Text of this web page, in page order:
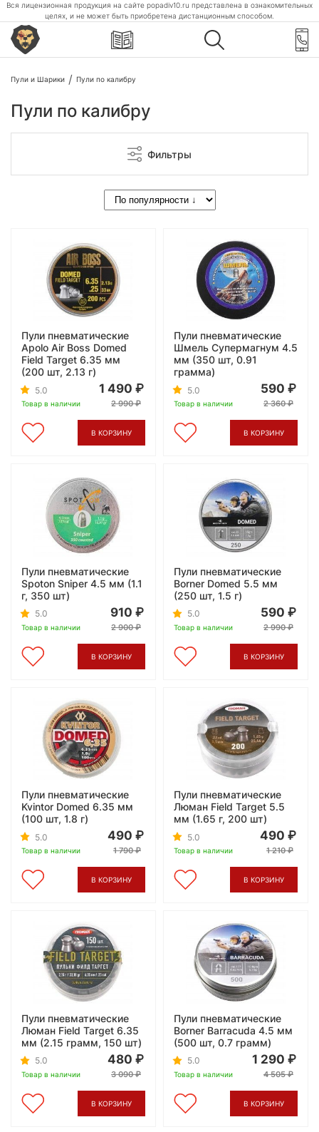
Вся лицензионная продукция на сайте popadiv10.ru представлена в ознакомительных
целях, и не может быть приобретена дистанционным способом.
Пули и Шарики Пули по калибру
Пули по калибру
Фильтры
Пули пневматические
Apolo Air Boss Domed
Field Target 6.35 мм
(200 шт, 2.13 г)
5.0
Товар в наличии
1 490
2 990
В КОРЗИНУ
Пули пневматические
Шмель Супермагнум 4.5
мм (350 шт, 0.91
грамма)
5.0
Товар в наличии
590
2 360
В КОРЗИНУ
Пули пневматические
Spoton Sniper 4.5 мм (1.1
г, 350 шт)
5.0
Товар в наличии
910
2 900
В КОРЗИНУ
Пули пневматические
Borner Domed 5.5 мм
(250 шт, 1.5 г)
5.0
Товар в наличии
590
2 990
В КОРЗИНУ
Пули пневматические
Kvintor Domed 6.35 мм
(100 шт, 1.8 г)
5.0
Товар в наличии
490
1 790
В КОРЗИНУ
Пули пневматические
Люман Field Target 5.5
мм (1.65 г, 200 шт)
5.0
Товар в наличии
490
1 210
В КОРЗИНУ
Пули пневматические
Люман Field Target 6.35
мм (2.15 грамм, 150 шт)
5.0
Товар в наличии
480
3 090
В КОРЗИНУ
Пули пневматические
Borner Barracuda 4.5 мм
(500 шт, 0.7 грамм)
5.0
Товар в наличии
1 290
4 505
В КОРЗИНУ